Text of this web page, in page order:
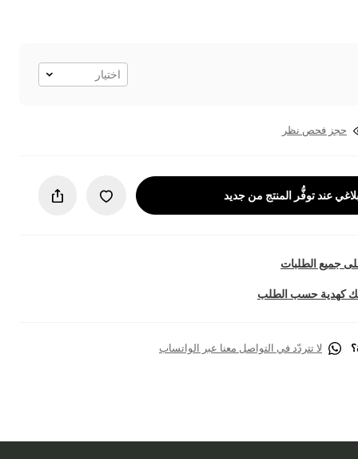
اختيار
حجز فحص نظر
عند توفُّر المنتج من جديد
جميع الطلبات
كهدية حسب الطلب
لا تتردّد في التواصل معنا عبر الواتساب